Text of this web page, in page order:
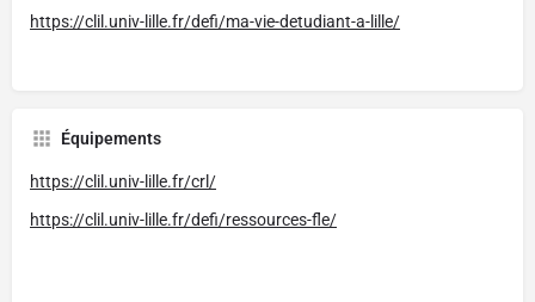
https://clil.univ-lille.fr/defi/ma-vie-detudiant-a-lille/
Équipements
https://clil.univ-lille.fr/crl/
https://clil.univ-lille.fr/defi/ressources-fle/